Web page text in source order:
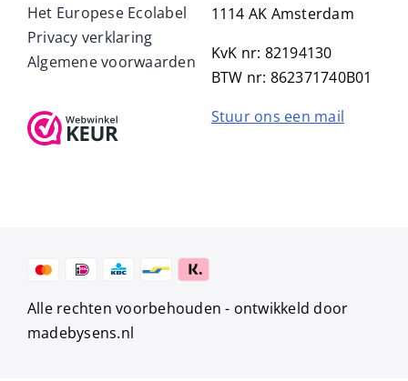
Het Europese Ecolabel
Privacy verklaring
Algemene voorwaarden
1114 AK Amsterdam
KvK nr: 82194130
BTW nr: 862371740B01
Stuur ons een mail
Alle rechten voorbehouden - ontwikkeld door
madebysens.nl